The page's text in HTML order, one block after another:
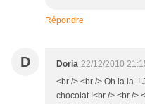
Répondre
D Doria 22/12/2010
<br /> <br /> Oh la la !
chocolat !<br /> <br />